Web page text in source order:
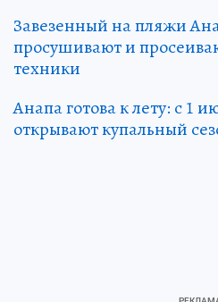
Завезенный на пляжи
просушивают и
техники
Анапа готова к лету: с 1
открывают купальный